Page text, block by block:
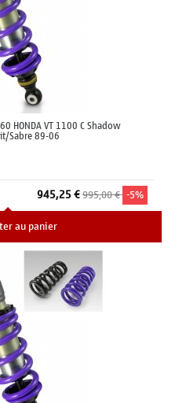
HONDA VT 1100 C Shadow
Sabre 89-06
945,25 €995,00 € -5%
au panier